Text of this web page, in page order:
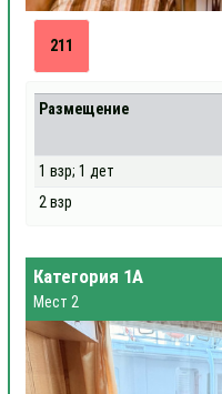
211
Размещение
1 взр; 1 дет
2 взр
Категория 1А
Мест 2